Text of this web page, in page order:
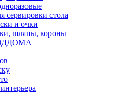
сервировки стола
и очки
шляпы, короны